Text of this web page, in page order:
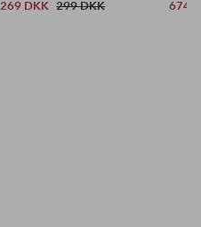
269 DKK 299 DKK 674